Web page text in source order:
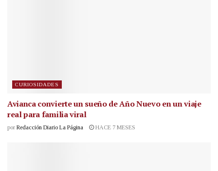
CURIOSIDADES
Avianca convierte un sueño de Año Nuevo en un viaje
real para familia viral
por Redacción Diario La Página HACE 7 MESES